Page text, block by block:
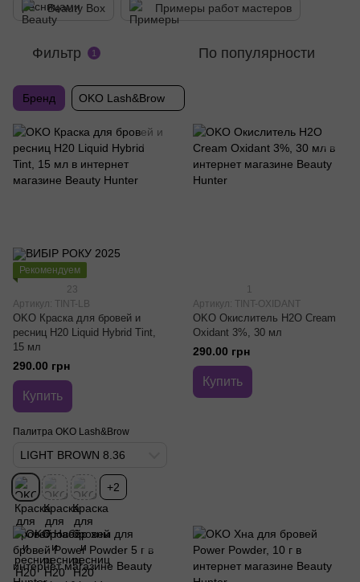
Beauty Box Примеры работ мастеров
Фильтр 1 По популярности
Бренд OKO Lash&Brow
Рекомендуем
23
Артикул: TINT-LB
OKO Краска для бровей и
ресниц H20 Liquid Hybrid Tint,
15 мл
290.00 грн
Купить
Палитра OKO Lash&Brow
LIGHT BROWN 8.36
+2
1
Артикул: TINT-OXIDANT
OKO Окислитель H2O Cream
Oxidant 3%, 30 мл
290.00 грн
Купить